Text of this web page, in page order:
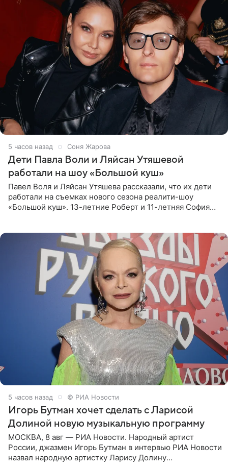
5 часов назад Соня Жарова
Дети Павла Воли и Ляйсан Утяшевой
работали на шоу «Большой куш»
Павел Воля и Ляйсан Утяшева рассказали, что их дети
работали на съемках нового сезона реалити-шоу
«Большой куш». 13-летние Роберт и 11-летняя София
5 часов назад © РИА Новости
Игорь Бутман хочет сделать с Ларисой
Долиной новую музыкальную программу
МОСКВА, 8 авг — РИА Новости. Народный артист
России, джазмен Игорь Бутман в интервью РИА Новости
назвал народную артистку Ларису Долину